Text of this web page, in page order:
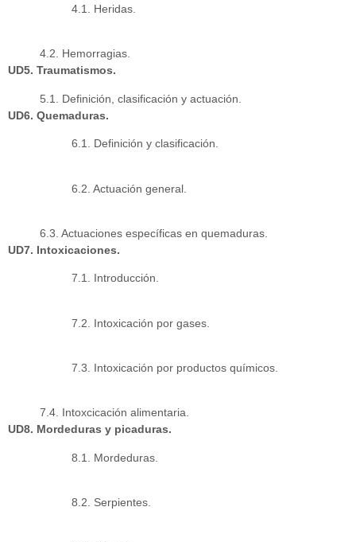
4.1. Heridas.
4.2. Hemorragias.
UD5. Traumatismos.
5.1. Definición, clasificación y actuación.
UD6. Quemaduras.
6.1. Definición y clasificación.
6.2. Actuación general.
6.3. Actuaciones específicas en quemaduras.
UD7. Intoxicaciones.
7.1. Introducción.
7.2. Intoxicación por gases.
7.3. Intoxicación por productos químicos.
7.4. Intoxcicación alimentaria.
UD8. Mordeduras y picaduras.
8.1. Mordeduras.
8.2. Serpientes.